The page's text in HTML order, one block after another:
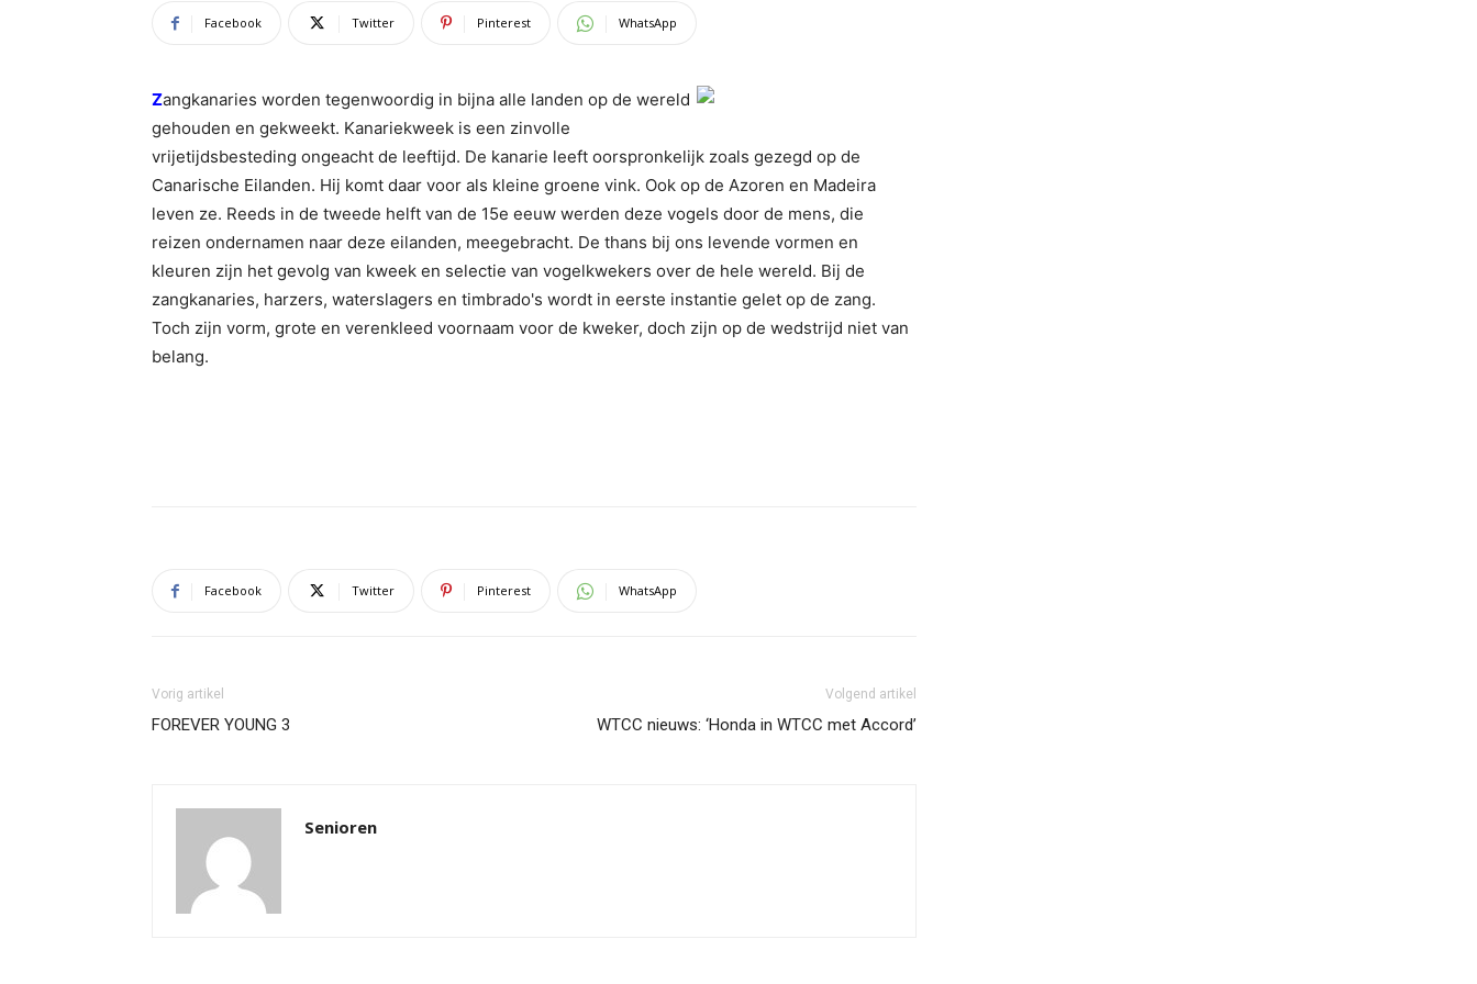
Facebook Twitter Pinterest WhatsApp
Zangkanaries worden tegenwoordig in bijna alle landen op de wereld
gehouden en gekweekt. Kanariekweek is een zinvolle
vrijetijdsbesteding ongeacht de leeftijd. De kanarie leeft oorspronkelijk zoals gezegd op de
Canarische Eilanden. Hij komt daar voor als kleine groene vink. Ook op de Azoren en Madeira
leven ze. Reeds in de tweede helft van de 15e eeuw werden deze vogels door de mens, die
reizen ondernamen naar deze eilanden, meegebracht. De thans bij ons levende vormen en
kleuren zijn het gevolg van kweek en selectie van vogelkwekers over de hele wereld. Bij de
zangkanaries, harzers, waterslagers en timbrado's wordt in eerste instantie gelet op de zang.
Toch zijn vorm, grote en verenkleed voornaam voor de kweker, doch zijn op de wedstrijd niet van
belang.
Facebook Twitter Pinterest WhatsApp
Vorig artikel
FOREVER YOUNG 3
Volgend artikel
WTCC nieuws: ‘Honda in WTCC met Accord’
Senioren